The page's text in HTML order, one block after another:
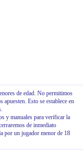
de edad. No permitimos
apuesten. Esto se establece en
y manuales para verificar la
de inmediato
por un jugador menor de 18